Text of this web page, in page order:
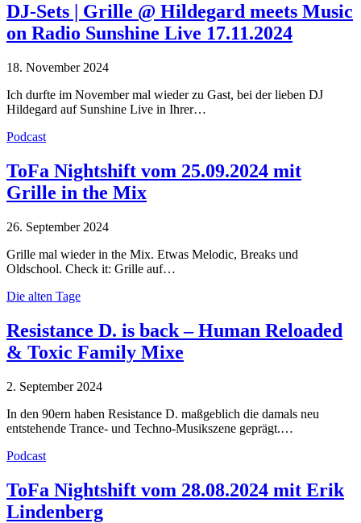
DJ-Sets | Grille @ Hildegard meets Music
on Radio Sunshine Live 17.11.2024
18. November 2024
Ich durfte im November mal wieder zu Gast, bei der lieben DJ
Hildegard auf Sunshine Live in Ihrer…
Podcast
ToFa Nightshift vom 25.09.2024 mit
Grille in the Mix
26. September 2024
Grille mal wieder in the Mix. Etwas Melodic, Breaks und
Oldschool. Check it: Grille auf…
Die alten Tage
Resistance D. is back – Human Reloaded
& Toxic Family Mixe
2. September 2024
In den 90ern haben Resistance D. maßgeblich die damals neu
entstehende Trance- und Techno-Musikszene geprägt.…
Podcast
ToFa Nightshift vom 28.08.2024 mit Erik
Lindenberg